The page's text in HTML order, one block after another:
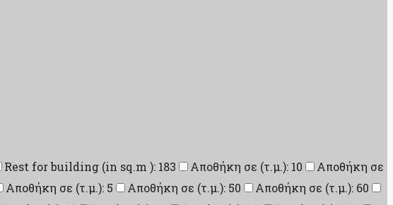
Rest for building (in sq.m ): 183 Αποθήκη σε (τ.μ.): 10
Αποθήκη σε
Αποθήκη σε (τ.μ.): 5 Αποθήκη σε (τ.μ.): 50
Αποθήκη σε (τ.μ.): 60